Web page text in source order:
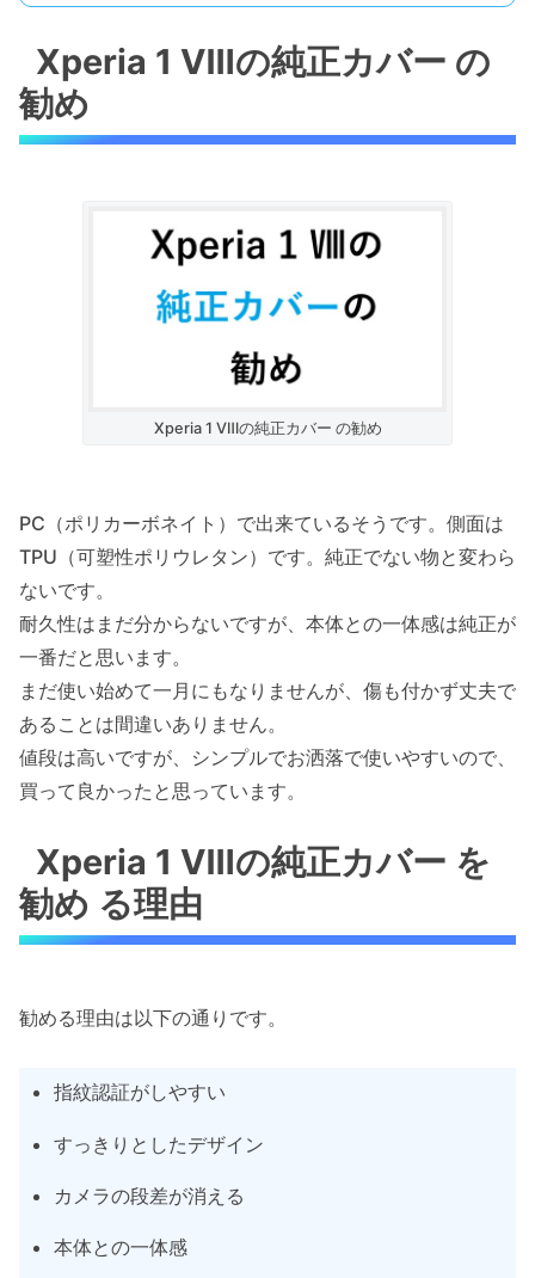
Xperia 1 Ⅷの純正カバー の
勧め
Xperia 1 Ⅷの純正カバー の勧め
PC（ポリカーボネイト）で出来ているそうです。側面は
TPU（可塑性ポリウレタン）です。純正でない物と変わら
ないです。
耐久性はまだ分からないですが、本体との一体感は純正が
一番だと思います。
まだ使い始めて一月にもなりませんが、傷も付かず丈夫で
あることは間違いありません。
値段は高いですが、シンプルでお洒落で使いやすいので、
買って良かったと思っています。
Xperia 1 Ⅷの純正カバー を
勧め る理由
勧める理由は以下の通りです。
指紋認証がしやすい
すっきりとしたデザイン
カメラの段差が消える
本体との一体感